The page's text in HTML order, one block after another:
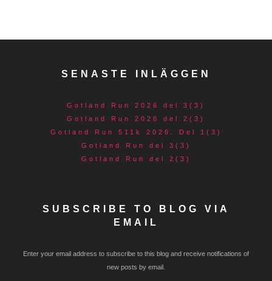
SENASTE INLÄGGEN
Gotland Run 2026 del 3(3)
Gotland Run 2026 del 2(3)
Gotland Run 511k 2026. Del 1(3)
Gotland Run del 3(3)
Gotland Run del 2(3)
SUBSCRIBE TO BLOG VIA
EMAIL
Enter your email address to subscribe to this blog and receive notifications of
new posts by email.